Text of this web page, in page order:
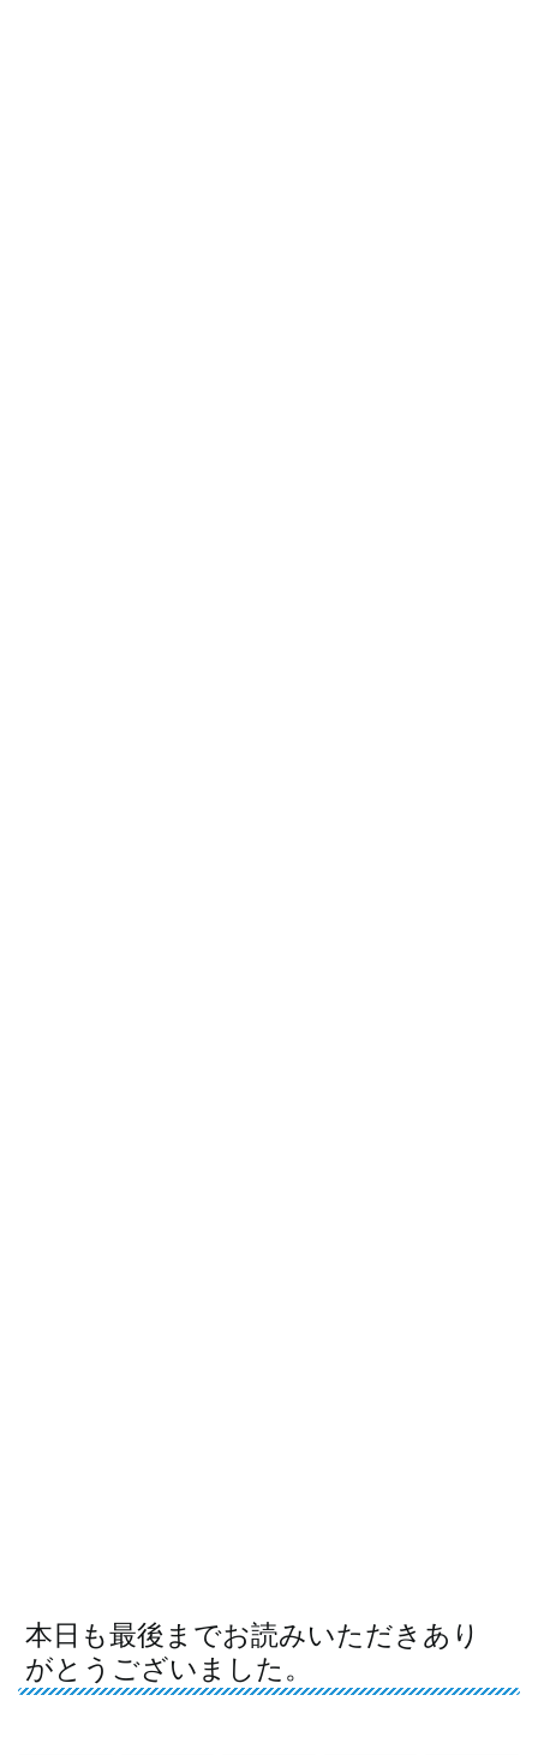
本日も最後までお読みいただきあり
がとうございました。